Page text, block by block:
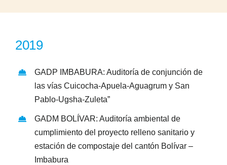
2019
GADP IMBABURA: Auditoría de conjunción de
las vías Cuicocha-Apuela-Aguagrum y San
Pablo-Ugsha-Zuleta”
GADM BOLÍVAR: Auditoría ambiental de
cumplimiento del proyecto relleno sanitario y
estación de compostaje del cantón Bolívar –
Imbabura